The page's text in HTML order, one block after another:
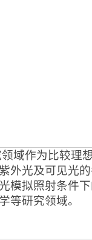
域作为比较理
外光及可见光
模拟照射条件
等研究领域。